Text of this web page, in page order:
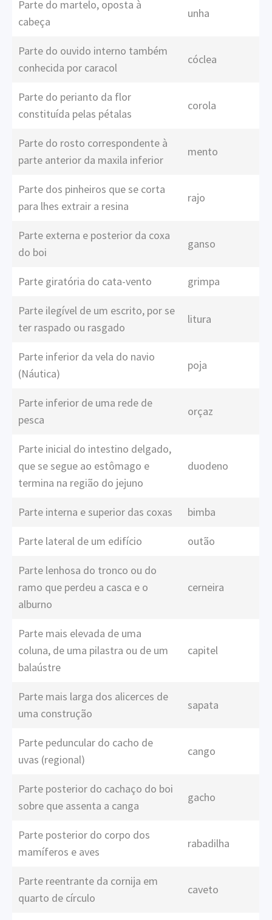
Parte do martelo, oposta à
cabeça
unha
Parte do ouvido interno também
conhecida por caracol
cóclea
Parte do perianto da flor
constituída pelas pétalas
corola
Parte do rosto correspondente à
parte anterior da maxila inferior
mento
Parte dos pinheiros que se corta
para lhes extrair a resina
rajo
Parte externa e posterior da coxa
do boi
ganso
Parte giratória do cata-vento grimpa
Parte ilegível de um escrito, por se
ter raspado ou rasgado
litura
Parte inferior da vela do navio
(Náutica)
poja
Parte inferior de uma rede de
pesca
orçaz
Parte inicial do intestino delgado,
que se segue ao estômago e
termina na região do jejuno
duodeno
Parte interna e superior das coxas bimba
Parte lateral de um edifício outão
Parte lenhosa do tronco ou do
ramo que perdeu a casca e o
alburno
cerneira
Parte mais elevada de uma
coluna, de uma pilastra ou de um
balaústre
capitel
Parte mais larga dos alicerces de
uma construção
sapata
Parte peduncular do cacho de
uvas (regional)
cango
Parte posterior do cachaço do boi
sobre que assenta a canga
gacho
Parte posterior do corpo dos
mamíferos e aves
rabadilha
Parte reentrante da cornija em
quarto de círculo
caveto